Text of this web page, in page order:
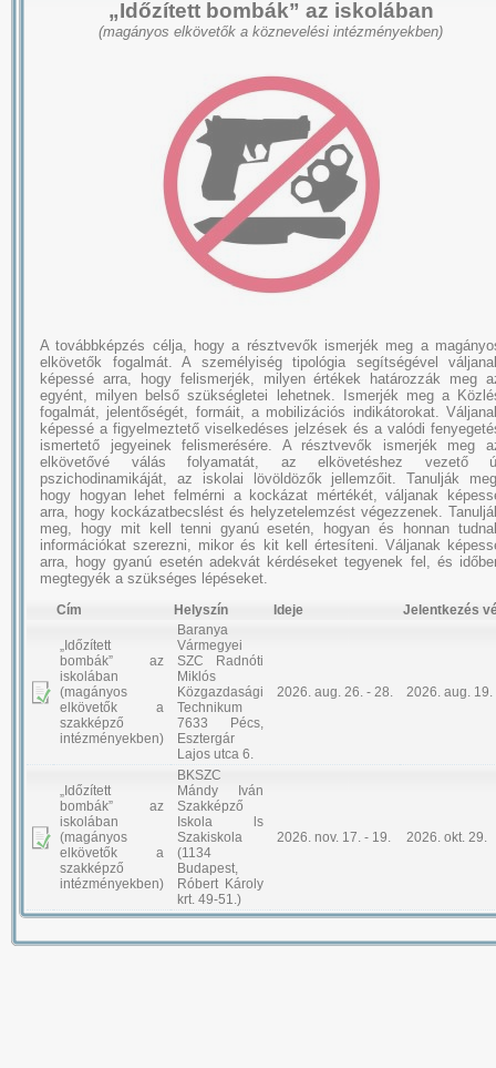
„Időzített bombák” az iskolában
(magányos elkövetők a köznevelési intézményekben)
A továbbképzés célja, hogy a résztvevők ismerjék meg a
elkövetők fogalmát. A személyiség tipológia segítségével
képessé arra, hogy felismerjék, milyen értékek határozzák meg
egyént, milyen belső szükségletei lehetnek. Ismerjék meg a
fogalmát, jelentőségét, formáit, a mobilizációs indikátorokat.
képessé a figyelmeztető viselkedéses jelzések és a valódi
ismertető jegyeinek felismerésére. A résztvevők ismerjék meg
elkövetővé válás folyamatát, az elkövetéshez vezető
pszichodinamikáját, az iskolai lövöldözők jellemzőit. Tanulják
hogy hogyan lehet felmérni a kockázat mértékét, váljanak
arra, hogy kockázatbecslést és helyzetelemzést végezzenek.
meg, hogy mit kell tenni gyanú esetén, hogyan és honnan
információkat szerezni, mikor és kit kell értesíteni. Váljanak
arra, hogy gyanú esetén adekvát kérdéseket tegyenek fel, és
megtegyék a szükséges lépéseket.
Cím Helyszín Ideje Jelentkezés
„Időzített
bombák” az
iskolában
(magányos
elkövetők a
szakképző
intézményekben)
Baranya
Vármegyei
SZC Radnóti
Miklós
Közgazdasági
Technikum
7633 Pécs,
Esztergár
Lajos utca 6.
2026. aug. 26. - 28. 2026. aug. 19.
„Időzített
bombák” az
iskolában
(magányos
elkövetők a
szakképző
intézményekben)
BKSZC
Mándy Iván
Szakképző
Iskola ls
Szakiskola
(1134
Budapest,
Róbert Károly
krt. 49-51.)
2026. nov. 17. - 19. 2026. okt. 29.